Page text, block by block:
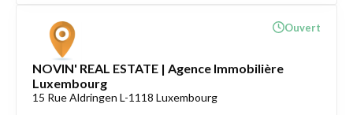
NOVIN' REAL ESTATE | Agence Immobilière
Luxembourg
15 Rue Aldringen L-1118 Luxembourg
Ouvert